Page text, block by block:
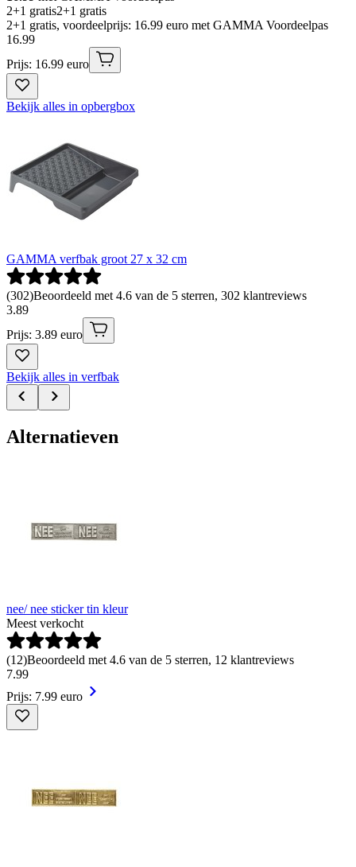
2+1 gratis2+1 gratis
2+1 gratis, voordeelprijs: 16.99 euro met GAMMA Voordeelpas
16.99
Prijs: 16.99 euro
Bekijk alles in opbergbox
GAMMA verfbak groot 27 x 32 cm
(302)Beoordeeld met 4.6 van de 5 sterren, 302 klantreviews
3.89
Prijs: 3.89 euro
Bekijk alles in verfbak
Alternatieven
nee/ nee sticker tin kleur
Meest verkocht
(12)Beoordeeld met 4.6 van de 5 sterren, 12 klantreviews
7.99
Prijs: 7.99 euro